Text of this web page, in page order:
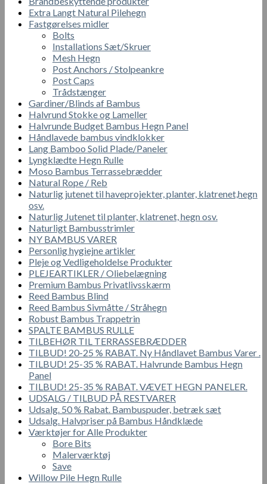
Extra Langt Natural Pilehegn
Fastgørelses midler
Bolts
Installations Sæt/Skruer
Mesh Hegn
Post Anchors / Stolpeankre
Post Caps
Trådstænger
Gardiner/Blinds af Bambus
Halvrund Stokke og Lameller
Halvrunde Budget Bambus Hegn Panel
Håndlavede bambus vindklokker
Lang Bamboo Solid Plade/Paneler
Lyngklædte Hegn Rulle
Moso Bambus Terrassebrædder
Natural Rope / Reb
Naturlig jutenet til haveprojekter, planter, klatrenet,hegn
osv.
Naturlig Jutenet til planter, klatrenet, hegn osv.
Naturligt Bambusstrimler
NY BAMBUS VARER
Personlig hygiejne artikler
Pleje og Vedligeholdelse Produkter
PLEJEARTIKLER / Oliebelægning
Premium Bambus Privatlivsskærm
Reed Bambus Blind
Reed Bambus Sivmåtte / Stråhegn
Robust Bambus Trappetrin
SPALTE BAMBUS RULLE
TILBEHØR TIL TERRASSEBRÆDDER
TILBUD! 20-25 % RABAT. Ny Håndlavet Bambus Varer .
TILBUD! 25-35 % RABAT. Halvrunde Bambus Hegn
Panel
TILBUD! 25-35 % RABAT. VÆVET HEGN PANELER.
UDSALG / TILBUD PÅ RESTVARER
Udsalg. 50 % Rabat. Bambuspuder, betræk sæt
Udsalg. Halvpriser på Bambus Håndklæde
Værktøjer for Alle Produkter
Bore Bits
Malerværktøj
Save
Willow Pile Hegn Rulle